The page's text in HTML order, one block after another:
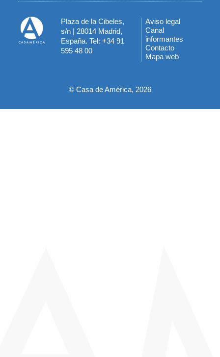
Plaza de la Cibeles,
s/n | 28014 Madrid,
España. Tel: +34 91
595 48 00
Menú
del
pie
Aviso legal
Canal
informantes
Contacto
Mapa web
© Casa de América, 2026